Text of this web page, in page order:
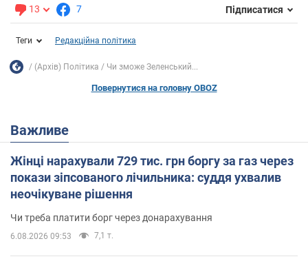
13 7 Підписатися
Теги Редакційна політика
(Архів) Політика Чи зможе Зеленський...
Повернутися на головну OBOZ
Важливе
Жінці нарахували 729 тис. грн боргу за газ через
покази зіпсованого лічильника: суддя ухвалив
неочікуване рішення
Чи треба платити борг через донарахування
6.08.2026 09:53 7,1 т.